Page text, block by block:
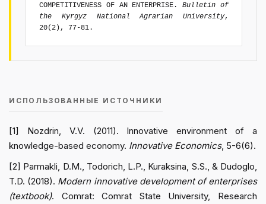
COMPETITIVENESS OF AN ENTERPRISE.Bulletin of
the Kyrgyz National Agrarian University,
20(2), 77-81.
ИСПОЛЬЗОВАННЫЕ ИСТОЧНИКИ
[1] Nozdrin, V.V. (2011). Innovative environment of a
knowledge-based economy. Innovative Economics, 5-6(6).
[2] Parmakli, D.M., Todorich, L.P., Kuraksina, S.S., & Dudoglo,
T.D. (2018). Modern innovative development of enterprises
(textbook). Comrat: Comrat State University, Research